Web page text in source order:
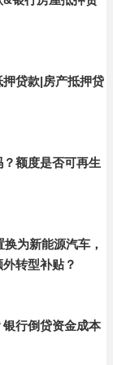
贷款|房产抵押贷
额度是否可再生
为新能源汽车，
转型补贴？
行倒贷资金成本